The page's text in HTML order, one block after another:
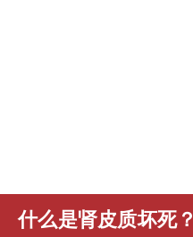
什么是肾皮质坏死？